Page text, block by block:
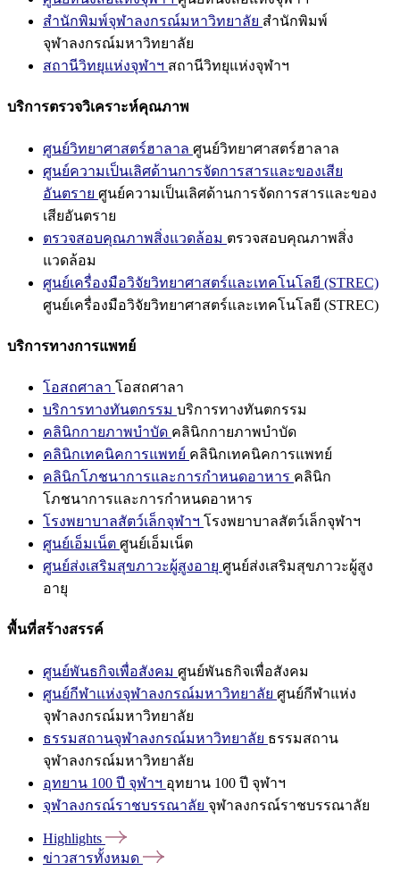
สำนักพิมพ์จุฬาลงกรณ์มหาวิทยาลัย สำนักพิมพ์
จุฬาลงกรณ์มหาวิทยาลัย
สถานีวิทยุแห่งจุฬาฯ สถานีวิทยุแห่งจุฬาฯ
บริการตรวจวิเคราะห์คุณภาพ
ศูนย์วิทยาศาสตร์ฮาลาล ศูนย์วิทยาศาสตร์ฮาลาล
ศูนย์ความเป็นเลิศด้านการจัดการสารและของเสีย
อันตราย ศูนย์ความเป็นเลิศด้านการจัดการสารและของ
เสียอันตราย
ตรวจสอบคุณภาพสิ่งแวดล้อม ตรวจสอบคุณภาพสิ่ง
แวดล้อม
ศูนย์เครื่องมือวิจัยวิทยาศาสตร์และเทคโนโลยี (STREC)
ศูนย์เครื่องมือวิจัยวิทยาศาสตร์และเทคโนโลยี (STREC)
บริการทางการแพทย์
โอสถศาลา โอสถศาลา
บริการทางทันตกรรม บริการทางทันตกรรม
คลินิกกายภาพบำบัด คลินิกกายภาพบำบัด
คลินิกเทคนิคการแพทย์ คลินิกเทคนิคการแพทย์
คลินิกโภชนาการและการกำหนดอาหาร คลินิก
โภชนาการและการกำหนดอาหาร
โรงพยาบาลสัตว์เล็กจุฬาฯ โรงพยาบาลสัตว์เล็กจุฬาฯ
ศูนย์เอ็มเน็ต ศูนย์เอ็มเน็ต
ศูนย์ส่งเสริมสุขภาวะผู้สูงอายุ ศูนย์ส่งเสริมสุขภาวะผู้สูง
อายุ
พื้นที่สร้างสรรค์
ศูนย์พันธกิจเพื่อสังคม ศูนย์พันธกิจเพื่อสังคม
ศูนย์กีฬาแห่งจุฬาลงกรณ์มหาวิทยาลัย ศูนย์กีฬาแห่ง
จุฬาลงกรณ์มหาวิทยาลัย
ธรรมสถานจุฬาลงกรณ์มหาวิทยาลัย ธรรมสถาน
จุฬาลงกรณ์มหาวิทยาลัย
อุทยาน 100 ปี จุฬาฯ อุทยาน 100 ปี จุฬาฯ
จุฬาลงกรณ์ราชบรรณาลัย จุฬาลงกรณ์ราชบรรณาลัย
Highlights
ข่าวสารทั้งหมด